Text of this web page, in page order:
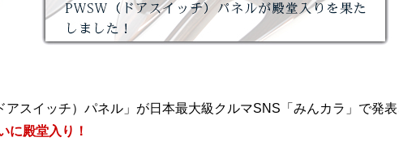
スイッチ）パネル」が日本最大級クルマSNS「みんカラ」で発
に殿堂入り！